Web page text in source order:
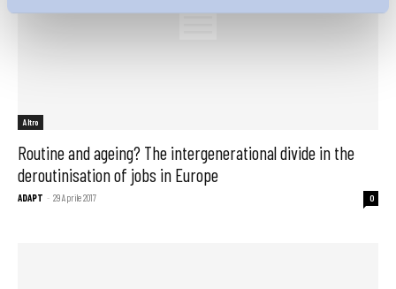
Altro
Routine and ageing? The intergenerational divide in the
deroutinisation of jobs in Europe
ADAPT - 29 Aprile 2017 0